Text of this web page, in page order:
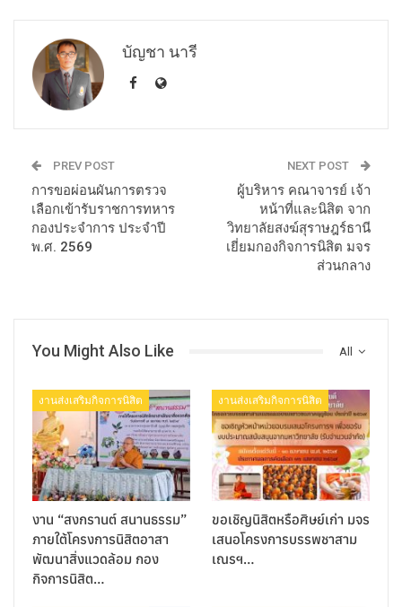
บัญชา นารี
PREV POST
การขอผ่อนผันการตรวจ
เลือกเข้ารับราชการทหาร
กองประจำการ ประจำปี
พ.ศ. 2569
NEXT POST
ผู้บริหาร คณาจารย์ เจ้า
หน้าที่และนิสิต จาก
วิทยาลัยสงฆ์สุราษฎร์ธานี
เยี่ยมกองกิจการนิสิต มจร
ส่วนกลาง
All
You Might Also Like
งานส่งเสริมกิจการนิสิต
งาน “สงกรานต์ สนานธรรม”
ภายใต้โครงการนิสิตอาสา
พัฒนาสิ่งแวดล้อม กอง
กิจการนิสิต…
งานส่งเสริมกิจการนิสิต
ขอเชิญนิสิตหรือศิษย์เก่า มจร
เสนอโครงการบรรพชาสาม
เณรฯ…